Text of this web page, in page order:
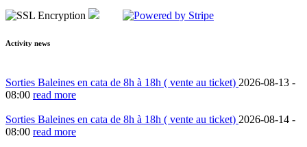
Activity news
Sorties Baleines en cata de 8h à 18h ( vente au ticket) 2026-08-13 -
08:00 read more
Sorties Baleines en cata de 8h à 18h ( vente au ticket) 2026-08-14 -
08:00 read more